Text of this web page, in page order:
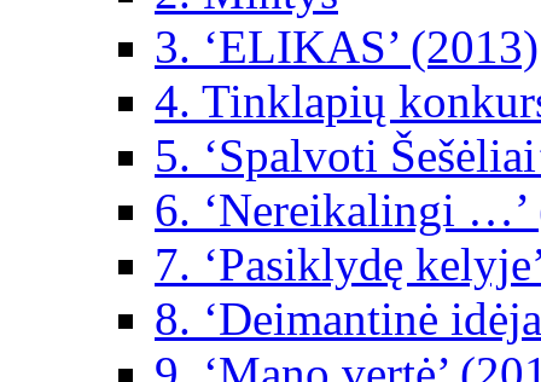
3. ‘ELIKAS’ (2013)
4. Tinklapių
5. ‘Spalvoti
6. ‘Nereikalingi …’
7. ‘Pasiklydę
8. ‘Deimantinė